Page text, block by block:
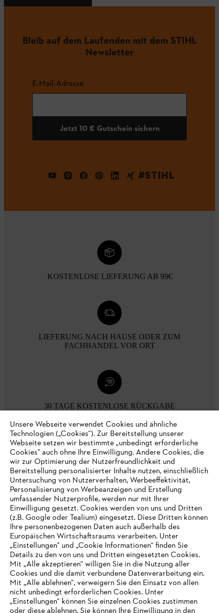
Bleib auf dem Laufenden mit dem STIHL
Newsletter
E-Mail-Adresse
Jetzt 10 € Gutschein sichern
#STIHL
KOSTENLOSE LIEFERUNG AB 99€
LIEFERUNG NACH HAUSE ODER ZUM
FACHHANDEL VOR ORT
30 TAGE KOSTENLOSE RÜCKGABE
Zahlungsmöglichkeiten
Unternehmen
Online Shop
IHR BROWSER WIRD NICHT
Unsere Webseite verwendet Cookies und ähnliche
Technologien („Cookies“). Zur Bereitstellung unserer
Webseite setzen wir bestimmte „unbedingt erforderliche
Cookies" auch ohne Ihre Einwilligung. Andere Cookies, die
wir zur Optimierung der Nutzerfreundlichkeit und
Bereitstellung personalisierter Inhalte nutzen, einschließlich
Untersuchung von Nutzerverhalten, Werbeeffektivität,
Personalisierung von Werbeanzeigen und Erstellung
umfassender Nutzerprofile, werden nur mit Ihrer
Einwilligung gesetzt. Cookies werden von uns und Dritten
(z.B. Google oder Tealium) eingesetzt. Diese Dritten können
Ihre personenbezogenen Daten auch außerhalb des
Europäischen Wirtschaftsraums verarbeiten. Unter
„Einstellungen" und „Cookie Informationen“ finden Sie
Details zu den von uns und Dritten eingesetzten Cookies.
Mit „Alle akzeptieren“ willigen Sie in die Nutzung aller
Cookies und die damit verbundene Datenverarbeitung ein.
Mit „Alle ablehnen“, verweigern Sie den Einsatz von allen
nicht unbedingt erforderlichen Cookies. Unter
„Einstellungen“ können Sie einzelnen Cookies zustimmen